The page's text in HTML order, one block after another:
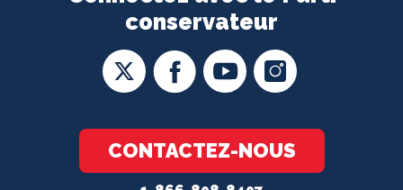
conservateur
CONTACTEZ-NOUS